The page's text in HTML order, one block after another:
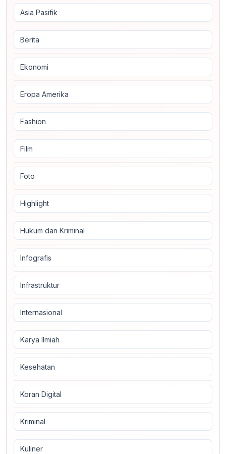
Asia Pasifik
Berita
Ekonomi
Eropa Amerika
Fashion
Film
Foto
Highlight
Hukum dan Kriminal
Infografis
Infrastruktur
Internasional
Karya Ilmiah
Kesehatan
Koran Digital
Kriminal
Kuliner